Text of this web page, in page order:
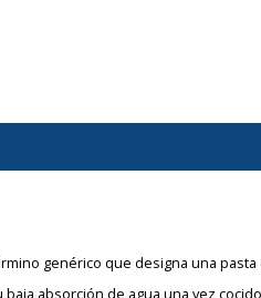
genérico que designa una
absorción de agua una vez